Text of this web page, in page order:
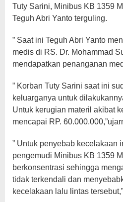
Tuty Sarini, Minibus KB 1359
Teguh Abri Yanto terguling.
” Saat ini Teguh Abri Yanto
medis di RS. Dr. Mohammad
mendapatkan penanganan
” Korban Tuty Sarini saat ini
keluarganya untuk
Untuk kerugian materil akibat
mencapai RP.
” Untuk penyebab kecelakaan
pengemudi Minibus KB 1359
berkonsentrasi sehingga
tidak terkendali dan
kecelakaan lalu lintas